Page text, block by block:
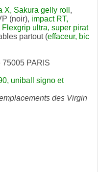
X, Sakura gelly roll ,
(noir), impact RT,
Flexgrip ultra, super pirat
partout (effaceur, bic
75005 PARIS
uniball signo et
des Virgin